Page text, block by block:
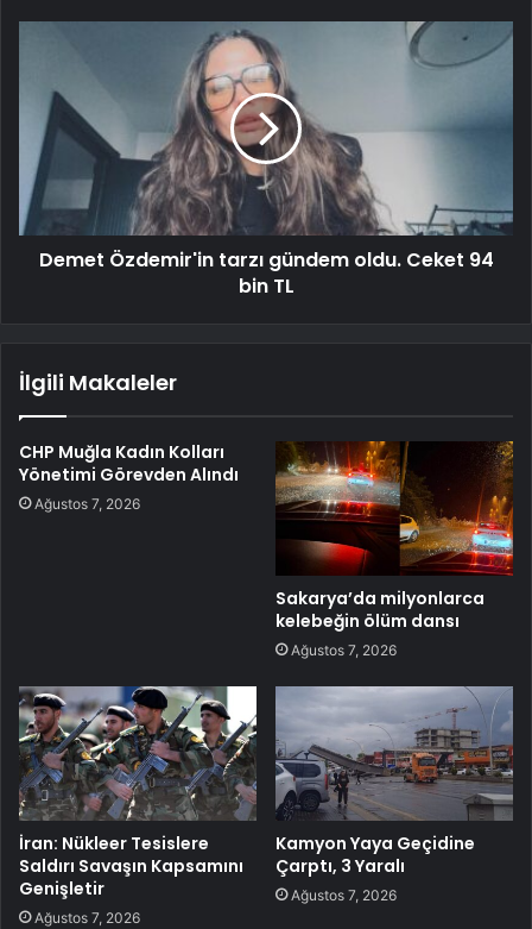
Demet Özdemir'in tarzı gündem oldu. Ceket 94
bin TL
İlgili Makaleler
CHP Muğla Kadın Kolları
Yönetimi Görevden Alındı
Ağustos 7, 2026
Sakarya’da milyonlarca
kelebeğin ölüm dansı
Ağustos 7, 2026
İran: Nükleer Tesislere
Saldırı Savaşın Kapsamını
Genişletir
Ağustos 7, 2026
Kamyon Yaya Geçidine
Çarptı, 3 Yaralı
Ağustos 7, 2026